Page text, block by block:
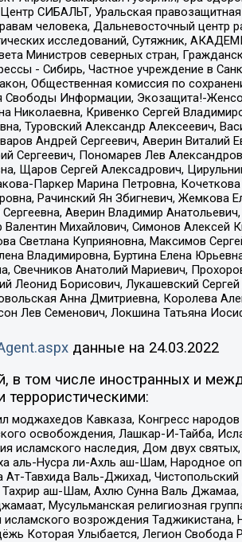
СИБАЛЬТ, Уральская
человека, Дальневосточный центр
исследований, Сутяжник,
Министров северных стран,
- Сибирь, Частное учреждение в
Общественная комиссия по
Свободы Информации, Экозащита!-
Николаевна, Кривенко Сергей
Туровский Александр Алексеевич,
Андрей Сергеевич, Аверин
Сергеевич, Пономарев Лев
Щаров Сергей Алексадрович,
Паркер Марина Петровна,
Рачинский Ян Збигневич,
Аверин Владимир
Михайлович, Симонов Алексей
Светлана Куприяновна, Максимов
Владимировна, Буртина Елена
Свечников Анатолий Мариевич,
Леонид Борисович, Лукашевский
Анна Дмитриевна, Королева
Лев Семенович, Локшина Татьяна
данные на 24.03.2022
том числе иностранных и
Кавказа, Конгресс народов
освобождения, Лашкар-И-Тайба,
исламского наследия, Дом двух
аль-Нусра ли-Ахль аш-Шам, Народное
Тавхида Валь-Джихад,
аш-Шам, Ахлю Сунна Валь Джамаа,
Мусульманская религиозная
возрождения
Которая Улыбается, Легион Свобода